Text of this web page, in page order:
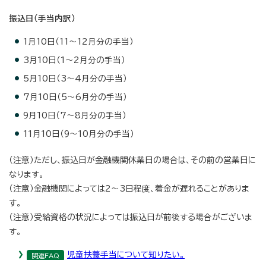
振込日（手当内訳）
1月10日（11～12月分の手当）
3月10日（1～2月分の手当）
5月10日（3～4月分の手当）
7月10日（5～6月分の手当）
9月10日（7～8月分の手当）
11月10日（9～10月分の手当）
（注意）ただし、振込日が金融機関休業日の場合は、その前の営業日に
なります。
（注意）金融機関によっては2～3日程度、着金が遅れることがありま
す。
（注意）受給資格の状況によっては振込日が前後する場合がございま
す。
関連FAQ 児童扶養手当について知りたい。